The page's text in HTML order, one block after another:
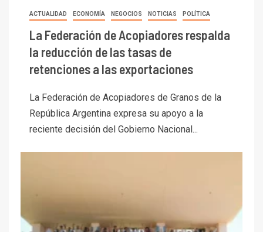
ACTUALIDAD ECONOMÍA NEGOCIOS NOTICIAS POLÍTICA
La Federación de Acopiadores respalda
la reducción de las tasas de
retenciones a las exportaciones
La Federación de Acopiadores de Granos de la
República Argentina expresa su apoyo a la
reciente decisión del Gobierno Nacional...